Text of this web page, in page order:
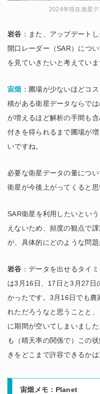
2024年現在衛星
岩谷 ：また、アップデート
開口レーダー（SAR）につ
を見ていきたいと考えていま
宙畑 ：圃場が少ないほどコ
積がある衛星データならで
が増えるほど解析の手間も
付きを得られるまで圃場が
いですね。
必要な衛星データの量につ
衛星が今後上がってくると
SAR衛星を利用したいとい
えないため、頻度の観点で
が、具体的にどのような問
岩谷 ：データを出せるタイ
は3月16日、17日と3月27日
かったです。3月16日でも農
れただろうなと思うことと
に期間が空いてしまいまし
も（晴天率の関係で）この
きをどこまで許容できるかは
宙畑メモ：Planet